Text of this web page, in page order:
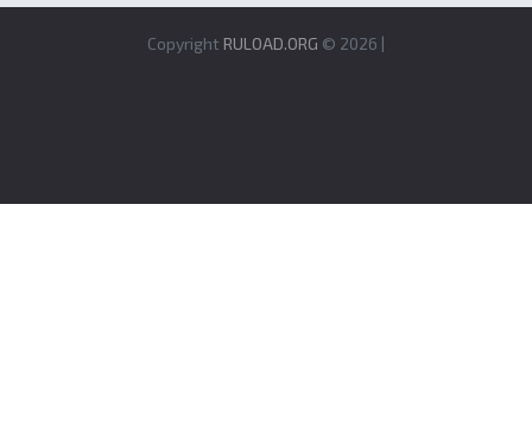
Copyright RULOAD.ORG © 2026 |